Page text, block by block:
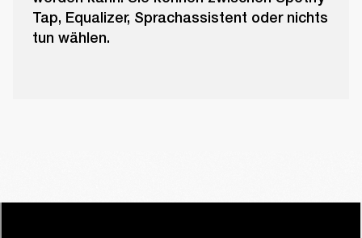
Tap, Equalizer, Sprachassistent oder nichts
tun wählen.